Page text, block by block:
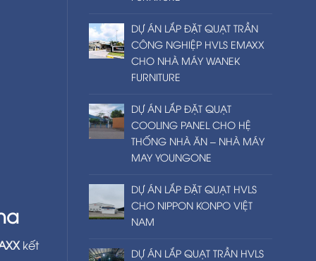
kết
DỰ ÁN LẮP ĐẶT QUẠT TRẦN
CÔNG NGHIỆP HVLS EMAXX
CHO NHÀ MÁY WANEK
FURNITURE
DỰ ÁN LẮP ĐẶT QUẠT
COOLING PANEL CHO HỆ
THỐNG NHÀ ĂN – NHÀ MÁY
MAY YOUNGONE
DỰ ÁN LẮP ĐẶT QUẠT HVLS
CHO NIPPON KONPO VIỆT
NAM
DỰ ÁN LẮP QUẠT TRẦN HVLS